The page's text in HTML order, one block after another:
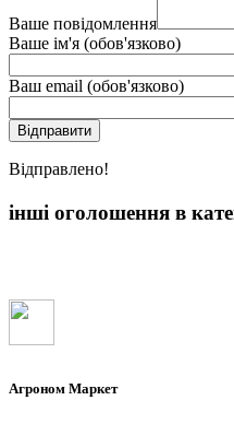
Ваше повідомлення
Ваше ім'я (обов'язково)
Ваш email (обов'язково)
Вiдправлено!
інші оголошення в
Агроном Маркет